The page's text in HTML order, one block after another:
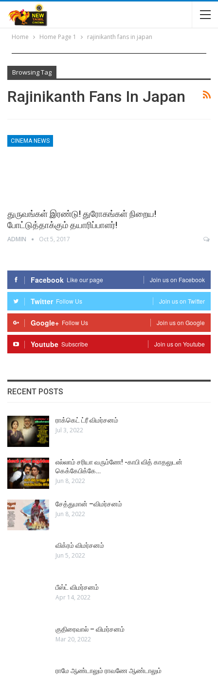
Home Home Page 1 rajinikanth fans in japan
Browsing Tag
Rajinikanth Fans In Japan
CINEMA NEWS
துருவங்கள் இரண்டு! துரோகங்கள் நிறைய!
போட்டுத்தாக்கும் தயாரிப்பாளர்!
ADMIN Oct 5, 2017
Facebook Like our page Join us on Facebook
Twitter Follow Us Join us on Twitter
Google+ Follow Us Join us on Google
Youtube Subscribe Join us on Youtube
RECENT POSTS
ராக்கெட் ட்ரீ விமர்சனம்
Jul 3, 2022
எல்லாம் சரியா வரும்ணே! -காபி வித் காதலுடன்
கெக்கேபிக்கே…
Jun 8, 2022
சேத்துமான் –விமர்சனம்
Jun 8, 2022
விக்ரம் விமர்சனம்
Jun 5, 2022
பீஸ்ட் விமர்சனம்
Apr 14, 2022
குதிரைவால் – விமர்சனம்
Mar 20, 2022
ராமே ஆண்டாலும் ராவணே ஆண்டாலும்